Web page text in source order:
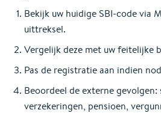
Bekijk uw huidige SBI-code via
uittreksel.
Vergelijk deze met uw feitelijke
Pas de registratie aan indien
Beoordeel de externe gevolgen:
verzekeringen, pensioen,